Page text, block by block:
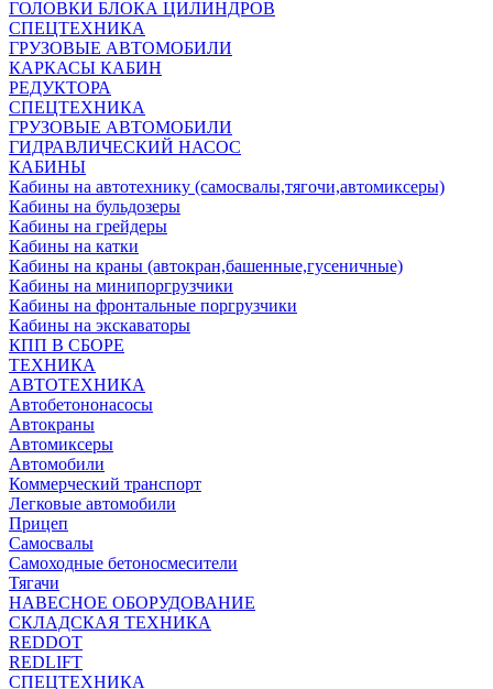
ГОЛОВКИ БЛОКА ЦИЛИНДРОВ
СПЕЦТЕХНИКА
ГРУЗОВЫЕ АВТОМОБИЛИ
КАРКАСЫ КАБИН
РЕДУКТОРА
СПЕЦТЕХНИКА
ГРУЗОВЫЕ АВТОМОБИЛИ
ГИДРАВЛИЧЕСКИЙ НАСОС
КАБИНЫ
Кабины на автотехнику (самосвалы,тягочи,автомиксеры)
Кабины на бульдозеры
Кабины на грейдеры
Кабины на катки
Кабины на краны (автокран,башенные,гусеничные)
Кабины на минипоргрузчики
Кабины на фронтальные поргрузчики
Кабины на экскаваторы
КПП В СБОРЕ
ТЕХНИКА
АВТОТЕХНИКА
Автобетононасосы
Автокраны
Автомиксеры
Автомобили
Коммерческий транспорт
Легковые автомобили
Прицеп
Самосвалы
Самоходные бетоносмесители
Тягачи
НАВЕСНОЕ ОБОРУДОВАНИЕ
СКЛАДСКАЯ ТЕХНИКА
REDDOT
REDLIFT
СПЕЦТЕХНИКА